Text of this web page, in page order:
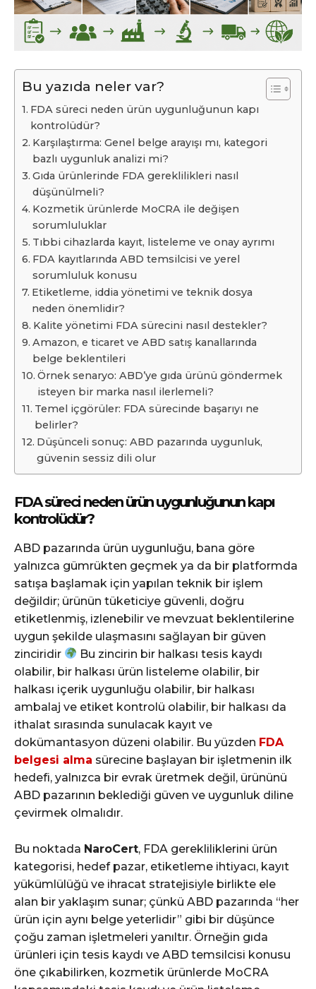
Bu yazıda neler var?
FDA süreci neden ürün uygunluğunun kapı
kontrolüdür?
Karşılaştırma: Genel belge arayışı mı, kategori
bazlı uygunluk analizi mi?
Gıda ürünlerinde FDA gereklilikleri nasıl
düşünülmeli?
Kozmetik ürünlerde MoCRA ile değişen
sorumluluklar
Tıbbi cihazlarda kayıt, listeleme ve onay ayrımı
FDA kayıtlarında ABD temsilcisi ve yerel
sorumluluk konusu
Etiketleme, iddia yönetimi ve teknik dosya
neden önemlidir?
Kalite yönetimi FDA sürecini nasıl destekler?
Amazon, e ticaret ve ABD satış kanallarında
belge beklentileri
Örnek senaryo: ABD’ye gıda ürünü göndermek
isteyen bir marka nasıl ilerlemeli?
Temel içgörüler: FDA sürecinde başarıyı ne
belirler?
Düşünceli sonuç: ABD pazarında uygunluk,
güvenin sessiz dili olur
FDA süreci neden ürün uygunluğunun kapı
kontrolüdür?
ABD pazarında ürün uygunluğu, bana göre
yalnızca gümrükten geçmek ya da bir platformda
satışa başlamak için yapılan teknik bir işlem
değildir; ürünün tüketiciye güvenli, doğru
etiketlenmiş, izlenebilir ve mevzuat beklentilerine
uygun şekilde ulaşmasını sağlayan bir güven
zinciridir
Bu zincirin bir halkası tesis kaydı
olabilir, bir halkası ürün listeleme olabilir, bir
halkası içerik uygunluğu olabilir, bir halkası
ambalaj ve etiket kontrolü olabilir, bir halkası da
ithalat sırasında sunulacak kayıt ve
dokümantasyon düzeni olabilir. Bu yüzden FDA
belgesi alma sürecine başlayan bir işletmenin ilk
hedefi, yalnızca bir evrak üretmek değil, ürününü
ABD pazarının beklediği güven ve uygunluk diline
çevirmek olmalıdır.
Bu noktada NaroCert, FDA gerekliliklerini ürün
kategorisi, hedef pazar, etiketleme ihtiyacı, kayıt
yükümlülüğü ve ihracat stratejisiyle birlikte ele
alan bir yaklaşım sunar; çünkü ABD pazarında “her
ürün için aynı belge yeterlidir” gibi bir düşünce
çoğu zaman işletmeleri yanıltır. Örneğin gıda
ürünleri için tesis kaydı ve ABD temsilcisi konusu
öne çıkabilirken, kozmetik ürünlerde MoCRA